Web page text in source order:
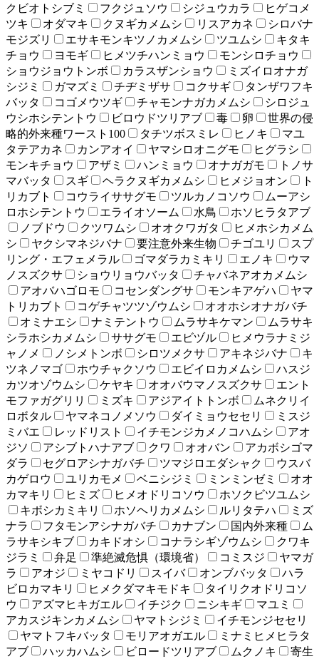
クビオトシブミ
フクジュソウ シジュウカラ
ヒゲコメ
ツキ
オダマキ クヌギカメムシ リスアカネ
シロバナ
モジズリ
エサキモンキツノカメムシ ツユムシ
キタキ
チョウ
ヨモギ ヒメツチハンミョウ
モンシロチョウ
ショウジョウトンボ
カラスザンショウ
ミズイロオナガ
シジミ
ガマズミ チヂミザサ コクサギ
タンザワフキ
バッタ
コゴメウツギ チャモンナガカメムシ
シロジュ
ウシホシテントウ
ビロウドツリアブ 毒 卵
世界の侵
略的外来種ワースト100
タチツボスミレ ヒノキ
マユ
タテアカネ
カンアオイ ヤマシロオニグモ
ヒグラシ
モンキチョウ
アザミ ハンミョウ オナガガモ
トノサ
マバッタ
スギ ヘラクヌギカメムシ ヒメジョオン
ト
リカブト
コウライササグモ ツルカノコソウ
ムーアシ
ロホシテントウ
エライオソーム 水鳥
ホソヒラタアブ
ノブドウ
クツワムシ オオクワガタ
ヒメホシカメム
シ
ヤクシマネジバナ 要注意外来生物 チゴユリ
スプ
リング・エフェメラル
ゴマダラカミキリ エノキ
ウマ
ノスズクサ
ショウリョウバッタ
チャバネアオカメムシ
アオバハゴロモ
コセンダングサ モンキアゲハ
ヤマ
トリカブト
コゲチャツツゾウムシ
オオホシオナガバチ
オミナエシ
ナミテントウ ムラサキケマン
ムラサキ
シラホシカメムシ
ササグモ エビヅル
ヒメウラナミジ
ャノメ
ノシメトンボ シロツメクサ アキネジバナ
キ
ツネノマゴ
ホウチャクソウ エビイロカメムシ
ハスジ
カツオゾウムシ
ケヤキ オオバウマノスズクサ
エント
モファガグリリ
ミズキ アジアイトトンボ
ムネクリイ
ロボタル
ヤマネコノメソウ ダイミョウセセリ
ミスジ
ミバエ
レッドリスト イチモンジカメノコハムシ
アオ
ジソ
アシブトハナアブ クワ オオバン
アカボシゴマ
ダラ
セグロアシナガバチ ツマジロエダシャク
ウスバ
カゲロウ
ユリカモメ ベニシジミ ミンミンゼミ
オオ
カマキリ
ヒミズ ヒメオドリコソウ
ホソクビツユムシ
キボシカミキリ
ホソヘリカメムシ ルリタテハ
ミズ
ナラ
フタモンアシナガバチ カナブン 国内外来種
ム
ラサキシキブ
カキドオシ コナラシギゾウムシ
クワキ
ジラミ
弁足 準絶滅危惧（環境省） コミスジ
ヤマガ
ラ
アオジ ミヤコドリ スイバ オンブバッタ
ハラ
ビロカマキリ
ヒメクダマキモドキ
タイリクオドリコソ
ウ
アズマヒキガエル イチジク ニシキギ
マユミ
アカスジキンカメムシ
ヤマトシジミ
イチモンジセセリ
ヤマトフキバッタ
モリアオガエル
ミナミヒメヒラタ
アブ
ハッカハムシ ビロードツリアブ ムクノキ
寄生